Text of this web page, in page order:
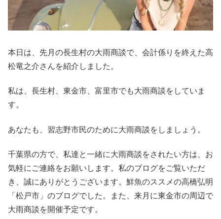
本日は、先月の長生村の大雨商談で、会計係りを終えた高
松竜之介さんを紹介しました。
私は、長生村、東金市、富里市でも大雨商談をしていま
す。
あなたも、習志野市民のために大雨商談をしましょう。
千葉県の方で、私達と一緒に大雨商談をされたい方は、お
気軽にご連絡をお願いします。私のブログをご覧いただ
き、誠にありがとうございます。鮮魚のススメの高橋弘明
「松戸市」のブログでした。また、来月に東金市の周辺で
大雨商談を開催予定です。